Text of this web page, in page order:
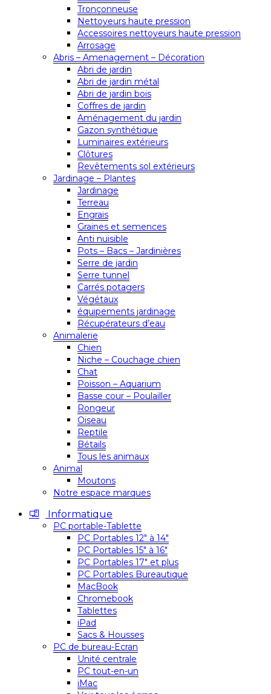
Tronçonneuse
Nettoyeurs haute pression
Accessoires nettoyeurs haute pression
Arrosage
Abris – Amenagement – Décoration
Abri de jardin
Abri de jardin métal
Abri de jardin bois
Coffres de jardin
Aménagement du jardin
Gazon synthétique
Luminaires extérieurs
Clôtures
Revêtements sol extérieurs
Jardinage – Plantes
Jardinage
Terreau
Engrais
Graines et semences
Anti nuisible
Pots – Bacs – Jardinières
Serre de jardin
Serre tunnel
Carrés potagers
Végétaux
équipements jardinage
Récupérateurs d’eau
Animalerie
Chien
Niche – Couchage chien
Chat
Poisson – Aquarium
Basse cour – Poulailler
Rongeur
Oiseau
Reptile
Bétails
Tous les animaux
Animal
Moutons
Notre espace marques
Informatique
PC portable-Tablette
PC Portables 12″ à 14″
PC Portables 15″ à 16″
PC Portables 17″ et plus
PC Portables Bureautique
MacBook
Chromebook
Tablettes
iPad
Sacs & Housses
PC de bureau-Ecran
Unité centrale
PC tout-en-un
iMac